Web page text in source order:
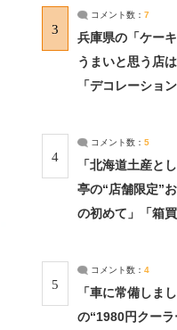
3
コメント数： 7
兵庫県の「ケー
うまいと思う店
「デコレーショ
4
コメント数： 5
「北海道土産と
亭の“店舗限定”
の初めて」「箱
5
コメント数： 4
「車に常備しま
の“1980円クー